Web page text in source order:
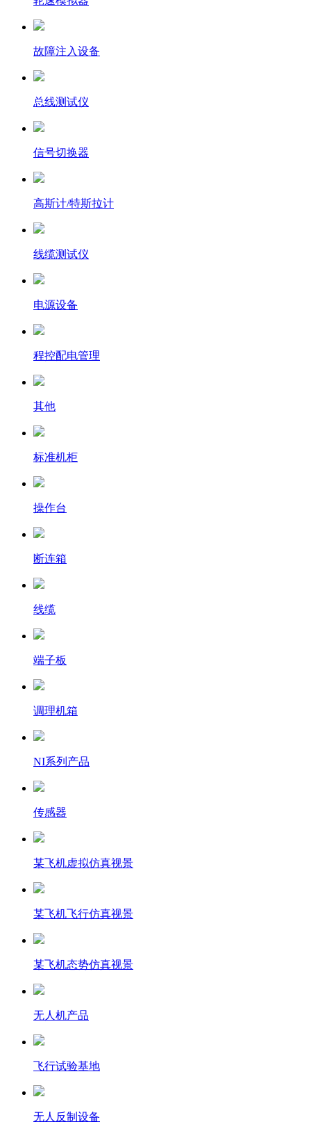
故障注入设备
总线测试仪
信号切换器
高斯计/特斯拉计
线缆测试仪
电源设备
程控配电管理
其他
标准机柜
操作台
断连箱
线缆
端子板
调理机箱
NI系列产品
传感器
某飞机虚拟仿真视景
某飞机飞行仿真视景
某飞机态势仿真视景
无人机产品
飞行试验基地
无人反制设备